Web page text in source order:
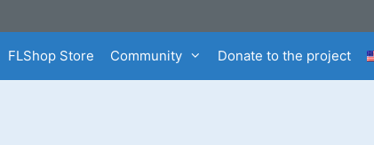
FLShop Store Community Donate to the project